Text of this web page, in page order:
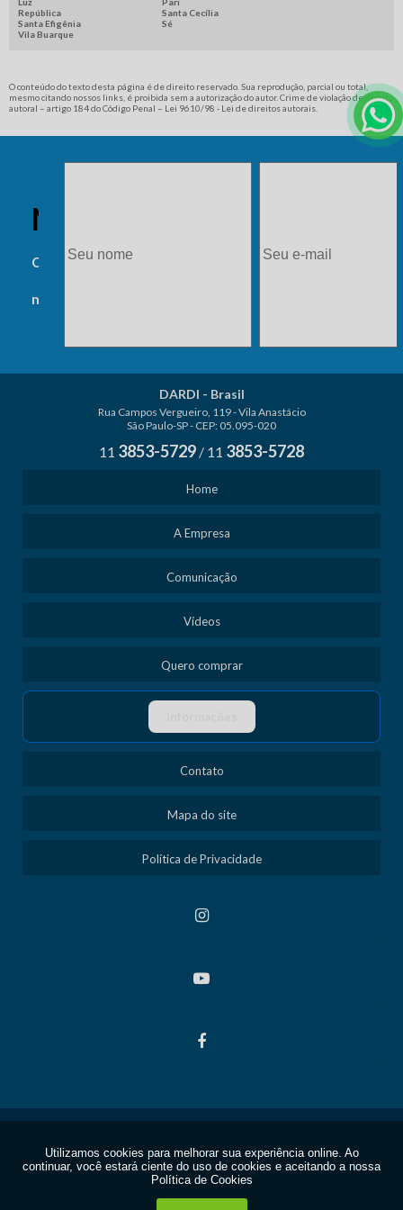
QUANTO CUSTA UMA INJETORA DE PLASTICO
SOPRADORA DE PLASTICO
República
Santa Cecília
Santa Efigênia
Sé
Vila Buarque
O conteúdo do texto desta página é de direito reservado. Sua reprodução, parcial ou total,
mesmo citando nossos links, é proibida sem a autorização do autor. Crime de violação de direito
autoral – artigo 184 do Código Penal – Lei 9610/98 - Lei de direitos autorais
NEWSLETTER
Cadastre-se e receba
novidades.
DARDI - Brasil
Rua Campos Vergueiro, 119 - Vila Anastácio
São Paulo-SP - CEP: 05.095-020
11 3853-5729 / 11 3853-5728
Home
A Empresa
Comunicação
Vídeos
Quero comprar
Contato
Mapa do site
Política de Privacidade
W3C
W3C